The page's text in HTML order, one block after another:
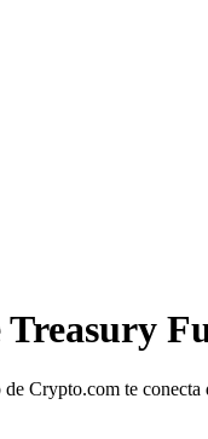
Crypto.com te